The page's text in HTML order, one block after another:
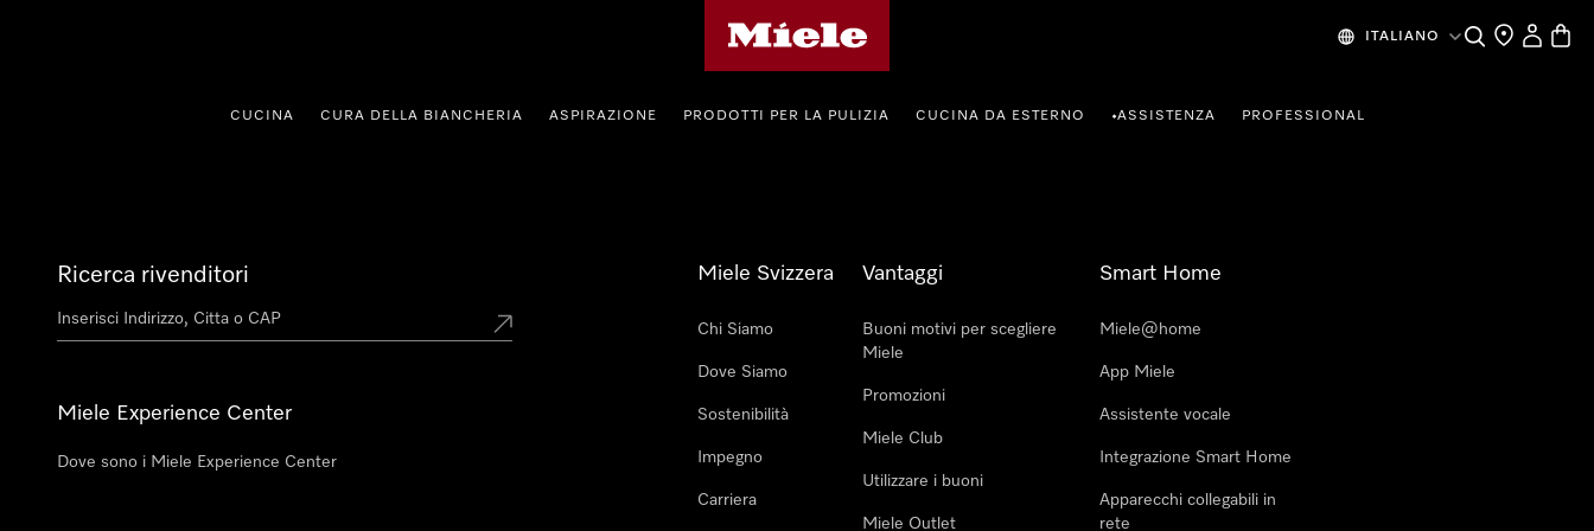
ITALIANO CercaRicerca
Il mio
CUCINA CURA DELLA BIANCHERIA ASPIRAZIONE PRODOTTI PER LA PULIZIA CUCINA DA ESTERNO •ASSISTENZA PROFESSIONAL
Ricerca rivenditori
Miele Experience Center
Dove sono i Miele Experience Center
Miele Svizzera
Chi Siamo
Dove Siamo
Sostenibilità
Impegno
Carriera
Vantaggi
Buoni motivi per scegliere
Miele
Promozioni
Miele Club
Utilizzare i buoni
Miele Outlet
Smart Home
Miele@home
App Miele
Assistente vocale
Integrazione Smart Home
Apparecchi collegabili in
rete